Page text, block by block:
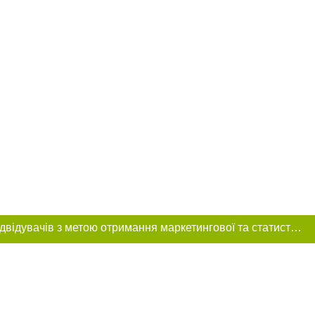
Цей сайт використовує «cookies». Також веб-сайт використовує інтернет-сервіс для збору технічних даних стосовно відвідувачів з метою отримання маркетингової та статистичної інформації. Умови обробки даних відвідувачів сайту див.